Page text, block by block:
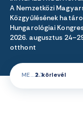
A Nemzetközi
Közgyűlésének
Hungarológiai
2026. augusztus
otthont
ME 2. körlevél